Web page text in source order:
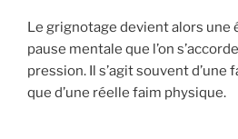
Le grignotage devient alors une
pause mentale que l’on
pression. Il s’agit souvent
que d’une réelle faim physique.